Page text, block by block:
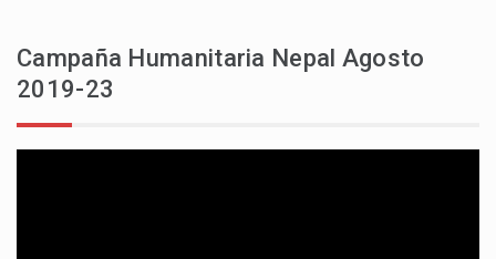
Campaña Humanitaria Nepal Agosto
2019-23